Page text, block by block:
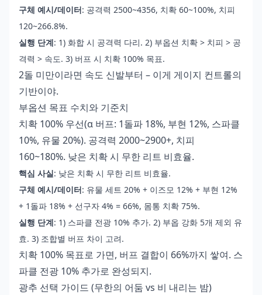
구체 예시/데이터: 공격력 2500~4356, 치확 60~100%, 치피
120~266.8%.
실행 단계: 1) 화합 시 공격력 다리. 2) 부옵션 치확 > 치피 > 공
격력 > 속도. 3) 버프 시 치확 100% 목표.
2돌 미만이라면 속도 신발부터 – 이게 게이지 컨트롤의
기반이야.
부옵션 목표 수치와 기준치
치확 100% 우선(α 버프: 1돌파 18%, 부현 12%, 스파클
10%, 유물 20%). 공격력 2000~2900+, 치피
160~180%. 낮은 치확 시 무한 리트 비효율.
핵심 사실: 낮은 치확 시 무한 리트 비효율.
구체 예시/데이터: 유물 세트 20% + 이즈모 12% + 부현 12%
+ 1돌파 18% + 선구자 4% = 66%, 몸통 치확 75%.
실행 단계: 1) 스파클 전광 10% 추가. 2) 부옵 강화 5개 제외 유
효. 3) 조합별 버프 차이 고려.
치확 100% 목표로 가면, 버프 결합이 66%까지 쌓여. 스
파클 전광 10% 추가로 완성되지.
광추 선택 가이드 (무한의 어둠 vs 비 내리는 밤)